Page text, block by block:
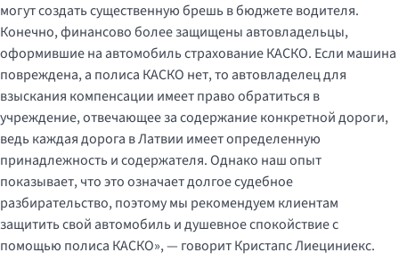
могут создать существенную брешь в бюджете водителя.
Конечно, финансово более защищены автовладельцы,
оформившие на автомобиль страхование КАСКО. Если машина
повреждена, а полиса КАСКО нет, то автовладелец для
взыскания компенсации имеет право обратиться в
учреждение, отвечающее за содержание конкретной дороги,
ведь каждая дорога в Латвии имеет определенную
принадлежность и содержателя. Однако наш опыт
показывает, что это означает долгое судебное
разбирательство, поэтому мы рекомендуем клиентам
защитить свой автомобиль и душевное спокойствие с
помощью полиса КАСКО», — говорит Кристапс Лиециниекс.